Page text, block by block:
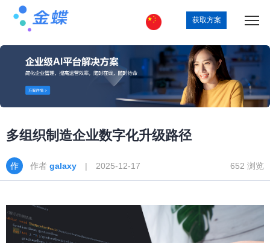
获取方案
多组织制造企业数字化升级路径
作者 galaxy | 2025-12-17 652 浏览